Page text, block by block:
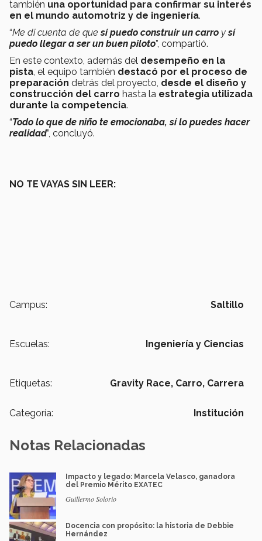
también una oportunidad para confirmar su interés
en el mundo automotriz y de ingeniería.
“Me di cuenta de quesí puedo construir un carro ysí
puedo llegar a ser un buen piloto”, compartió.
En este contexto, además del desempeño en la
pista, el equipo también destacó por el proceso de
preparación detrás del proyecto, desde el diseño y
construcción del carro hasta la estrategia utilizada
durante la competencia.
“Todo lo que de niño te emocionaba, sí lo puedes hacer
realidad”, concluyó.
NO TE VAYAS SIN LEER:
Campus: Saltillo
Escuelas: Ingeniería y Ciencias
Etiquetas: Gravity Race, Carro, Carrera
Categoría: Institución
Notas Relacionadas
Impacto y legado: Marcela Velasco, ganadora
del Premio Mérito EXATEC
Guillermo Solorio
Docencia con propósito: la historia de Debbie
Hernández